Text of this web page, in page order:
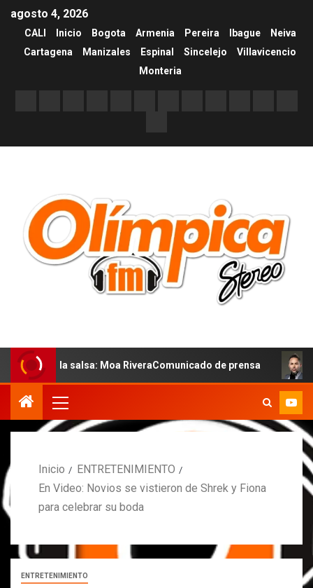
agosto 4, 2026
CALI Inicio Bogota Armenia Pereira Ibague
Neiva
Cartagena
Manizales Espinal Sincelejo
Villavicencio
Monteria
salsa: Moa RiveraComunicado de prensa MARCOS
Inicio
ENTRETENIMIENTO
En Video: Novios se vistieron de Shrek y Fiona
para celebrar su boda
ENTRETENIMIENTO